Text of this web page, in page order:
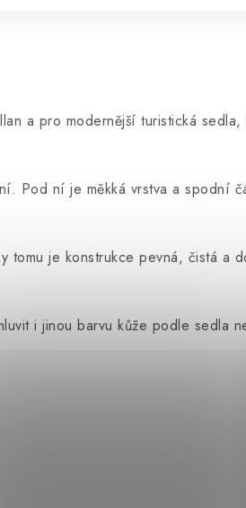
a pro modernější turistická
Pod ní je měkká vrstva a spodní
je konstrukce pevná, čistá a
i jinou barvu kůže podle sedla